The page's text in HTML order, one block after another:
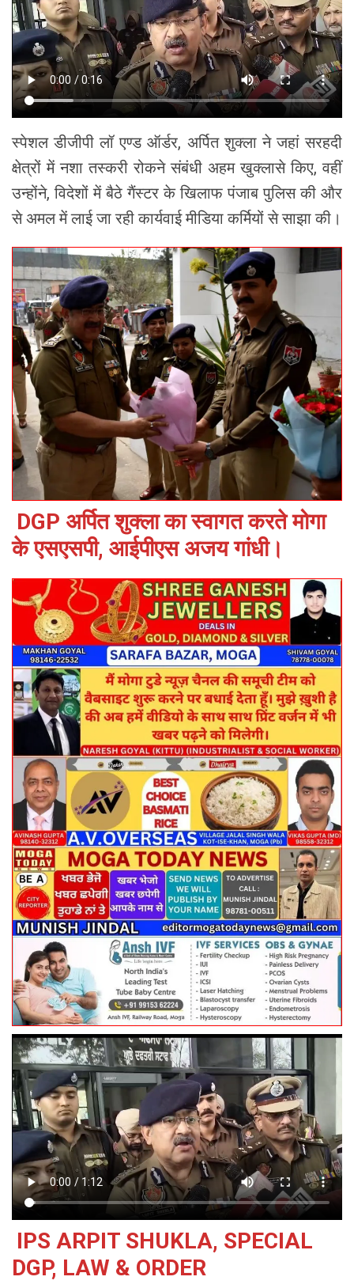
स्पेशल डीजीपी लॉ एण्ड ऑर्डर, अर्पित शुक्ला ने जहां सरहदी
क्षेत्रों में नशा तस्करी रोकने संबंधी अहम खुक्लासे किए, वहीं
उन्होंने, विदेशों में बैठे गैंस्टर के खिलाफ पंजाब पुलिस की और
से अमल में लाई जा रही कार्यवाई मीडिया कर्मियों से साझा की।
DGP अर्पित शुक्ला का स्वागत करते मोगा
के एसएसपी, आईपीएस अजय गांधी।
IPS ARPIT SHUKLA, SPECIAL
DGP, LAW & ORDER